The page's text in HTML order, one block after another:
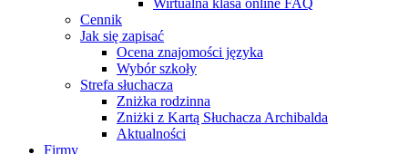
Wirtualna klasa online FAQ
Cennik
Jak się zapisać
Ocena znajomości języka
Wybór szkoły
Strefa słuchacza
Zniżka rodzinna
Zniżki z Kartą Słuchacza Archibalda
Aktualności
Firmy